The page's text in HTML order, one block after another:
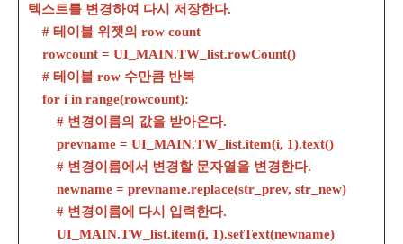
텍스트를 변경하여 다시 저장한다.
# 테이블 위젯의 row count
rowcount = UI_MAIN.TW_list.rowCount()
# 테이블 row 수만큼 반복
for i in range(rowcount):
# 변경이름의 값을 받아온다.
prevname = UI_MAIN.TW_list.item(i, 1).text()
# 변경이름에서 변경할 문자열을 변경한다.
newname = prevname.replace(str_prev, str_new)
# 변경이름에 다시 입력한다.
UI_MAIN.TW_list.item(i, 1).setText(newname)